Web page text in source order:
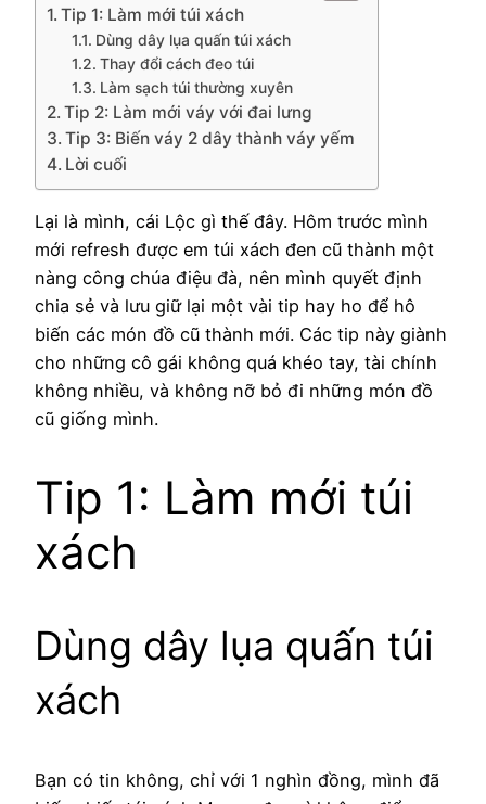
Tip 1: Làm mới túi xách
Dùng dây lụa quấn túi xách
Thay đổi cách đeo túi
Làm sạch túi thường xuyên
Tip 2: Làm mới váy với đai lưng
Tip 3: Biến váy 2 dây thành váy yếm
Lời cuối
Lại là mình, cái Lộc gì thế đây. Hôm trước mình
mới refresh được em túi xách đen cũ thành một
nàng công chúa điệu đà, nên mình quyết định
chia sẻ và lưu giữ lại một vài tip hay ho để hô
biến các món đồ cũ thành mới. Các tip này giành
cho những cô gái không quá khéo tay, tài chính
không nhiều, và không nỡ bỏ đi những món đồ
cũ giống mình.
Tip 1: Làm mới túi
xách
Dùng dây lụa quấn túi
xách
Bạn có tin không, chỉ với 1 nghìn đồng, mình đã